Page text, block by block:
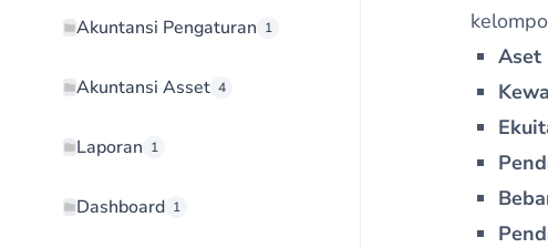
Akuntansi Pengaturan 1
Akuntansi Asset 4
Laporan 1
Dashboard 1
Aset